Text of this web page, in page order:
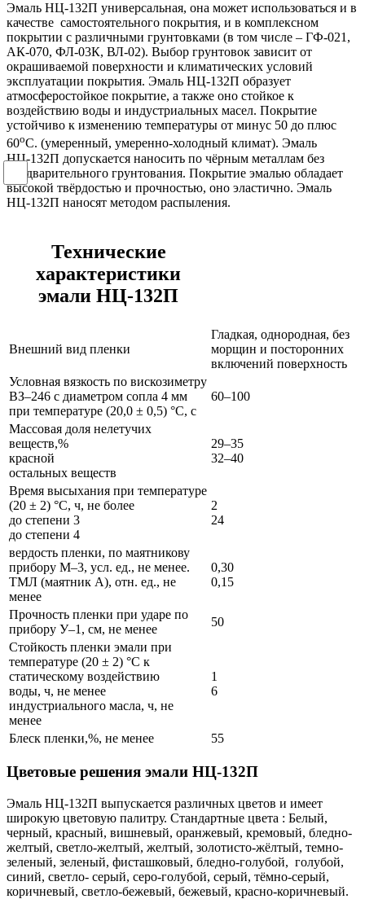
Эмаль НЦ-132П универсальная, она может использоваться и в
качестве самостоятельного покрытия, и в комплексном
покрытии с различными грунтовками (в том числе – ГФ-021,
АК-070, ФЛ-03К, ВЛ-02). Выбор грунтовок зависит от
окрашиваемой поверхности и климатических условий
эксплуатации покрытия. Эмаль НЦ-132П образует
атмосферостойкое покрытие, а также оно стойкое к
воздействию воды и индустриальных масел. Покрытие
устойчиво к изменению температуры от минус 50 до плюс
60оС. (умеренный, умеренно-холодный климат). Эмаль
НЦ-132П допускается наносить по чёрным металлам без
предварительного грунтования. Покрытие эмалью обладает
высокой твёрдостью и прочностью, оно эластично. Эмаль
НЦ-132П наносят методом распыления.
Технические
характеристики
эмали НЦ-132П
Внешний вид пленки
Гладкая, однородная, без
морщин и посторонних
включений поверхность
Условная вязкость по вискозиметру
ВЗ–246 с диаметром сопла 4 мм
при температуре (20,0 ± 0,5) °C, с
60–100
Массовая доля нелетучих
веществ,%
красной
остальных веществ
29–35
32–40
Время высыхания при температуре
(20 ± 2) °C, ч, не более
до степени 3
до степени 4
2
24
вердость пленки, по маятникову
прибору М–3, усл. ед., не менее.
ТМЛ (маятник А), отн. ед., не
менее
0,30
0,15
Прочность пленки при ударе по
прибору У–1, см, не менее
50
Стойкость пленки эмали при
температуре (20 ± 2) °C к
статическому воздействию
воды, ч, не менее
индустриального масла, ч, не
менее
1
6
Блеск пленки,%, не менее 55
Цветовые решения эмали НЦ-132П
Эмаль НЦ-132П выпускается различных цветов и имеет
широкую цветовую палитру. Стандартные цвета : Белый,
черный, красный, вишневый, оранжевый, кремовый, бледно-
желтый, светло-желтый, желтый, золотисто-жёлтый, темно-
зеленый, зеленый, фисташковый, бледно-голубой, голубой,
синий, светло- серый, серо-голубой, серый, тёмно-серый,
коричневый, светло-бежевый, бежевый, красно-коричневый.